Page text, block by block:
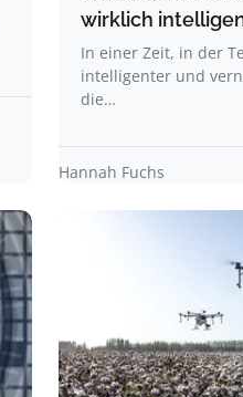
wirklich
In einer Zeit, in der
intelligenter und
die…
Hannah Fuchs